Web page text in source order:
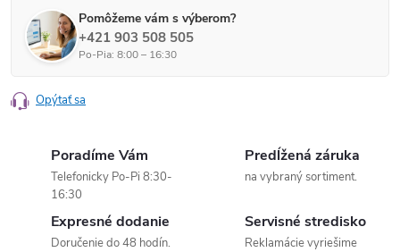
Pomôžeme vám s výberom?
+421 903 508 505
Po-Pia: 8:00 – 16:30
Opýtať sa
Poradíme Vám
Telefonicky Po-Pi 8:30-
16:30
Predĺžená záruka
na vybraný sortiment.
Expresné dodanie
Doručenie do 48 hodín.
Servisné stredisko
Reklamácie vyriešime